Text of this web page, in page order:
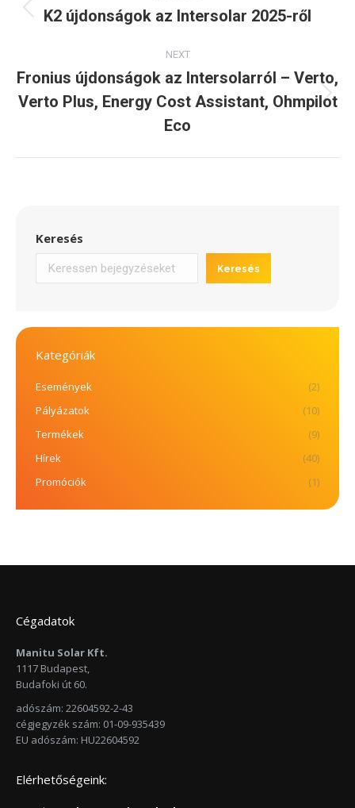
navigation
Previous
K2 újdonságok az Intersolar 2025-ről
NEXT
Next
post:
Fronius újdonságok az Intersolarról – Verto,
Verto Plus, Energy Cost Assistant, Ohmpilot
Eco
Keresés
Keresés
Kategóriák
Események
(2)
Pályázatok
(10)
Termékek
(9)
Hírek
(40)
Promóciók
(1)
Cégadatok
Manitu Solar Kft.
1117 Budapest,
Budafoki út 60.
adószám: 22604592-2-43
cégjegyzék szám: 01-09-935439
EU adószám: HU22604592
Elérhetőségeink: